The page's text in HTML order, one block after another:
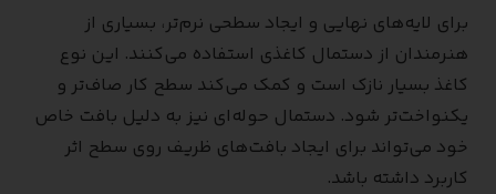
برای لایه‌های نهایی و ایجاد سطحی نرم‌تر، بسیاری از
هنرمندان از دستمال کاغذی استفاده می‌کنند. این نوع
کاغذ بسیار نازک است و کمک می‌کند سطح کار صاف‌تر و
یکنواخت‌تر شود. دستمال حوله‌ای نیز به دلیل بافت خاص
خود می‌تواند برای ایجاد بافت‌های ظریف روی سطح اثر
کاربرد داشته باشد.